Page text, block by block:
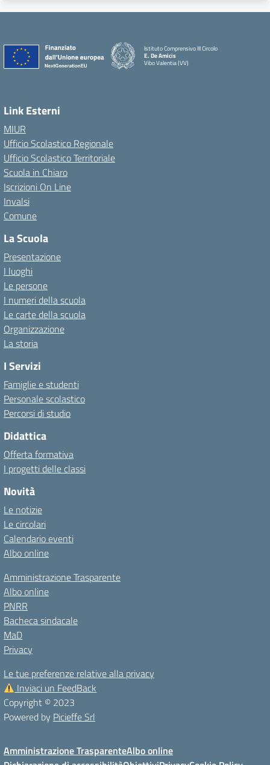
Istituto Comprensivo III Circolo
E. De Amicis
Vibo Valentia (VV)
Link Esterni
MIUR
Ufficio Scolastico Regionale
Ufficio Scolastico Territoriale
Scuola in Chiaro
Iscrizioni On Line
Invalsi
Comune
La Scuola
Presentazione
I luoghi
Le persone
I numeri della scuola
Le carte della scuola
Organizzazione
La storia
I Servizi
Famiglie e studenti
Personale scolastico
Percorsi di studio
Didattica
Offerta formativa
I progetti delle classi
Novità
Le notizie
Le circolari
Calendario eventi
Albo online
Amministrazione Trasparente
Albo online
PNRR
Bacheca sindacale
MaD
Privacy
Le tue preferenze relative alla privacy
Inviaci un FeedBack
Copyright © 2023
Powered by Picieffe Srl
Amministrazione TrasparenteAlbo online